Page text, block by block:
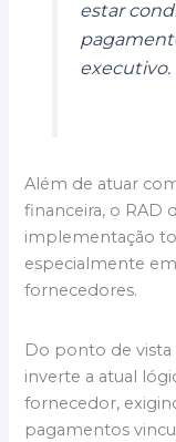
estar
executivo.
Além de atuar
financeira, o RAD
implementação
especialmente
fornecedores.
Do ponto de vista
inverte a atual
fornecedor,
pagamentos